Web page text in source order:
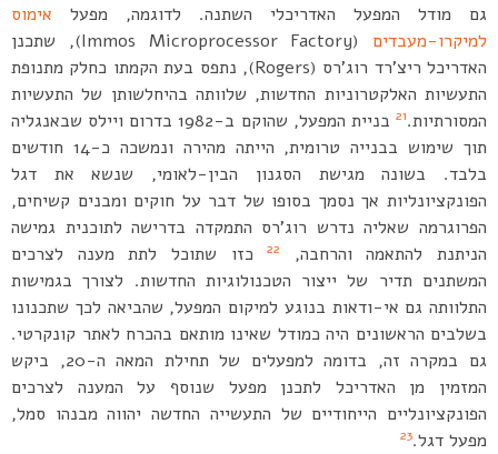
גם מודל המפעל האדריכלי השתנה. לדוגמה, מפעל אימוס
למיקרו-מעבדים
(Immos Microprocessor Factory), שתכנן
האדריכל ריצ’רד רוג’רס (Rogers), נתפס בעת הקמתו כחלק מתנופת
התעשיות האלקטרוניות החדשות, שלוותה בהיחלשותן של התעשיות
המסורתיות.21
בניית המפעל, שהוקם ב-1982 בדרום ויילס שבאנגליה
תוך שימוש בבנייה טרומית, הייתה מהירה ונמשכה כ-14 חודשים
בלבד. בשונה מגישת הסגנון הבין-לאומי, שנשא את דגל
הפונקציונליות אך נסמך בסופו של דבר על חוקים ומבנים קשיחים,
הפרוגרמה שאליה נדרש רוג’רס התמקדה בדרישה לתוכנית גמישה
הניתנת להתאמה והרחבה,
22כזו שתוכל לתת מענה לצרכים
המשתנים תדיר של ייצור הטכנולוגיות החדשות. לצורך בגמישות
התלוותה גם אי-ודאות בנוגע למיקום המפעל, שהביאה לכך שתכנונו
בשלבים הראשונים היה כמודל שאינו מותאם בהכרח לאתר קונקרטי.
גם במקרה זה, בדומה למפעלים של תחילת המאה ה-20, ביקש
המזמין מן האדריכל לתכנן מפעל שנוסף על המענה לצרכים
הפונקציונליים הייחודיים של התעשייה החדשה יהווה מבנהו סמל,
מפעל דגל.23